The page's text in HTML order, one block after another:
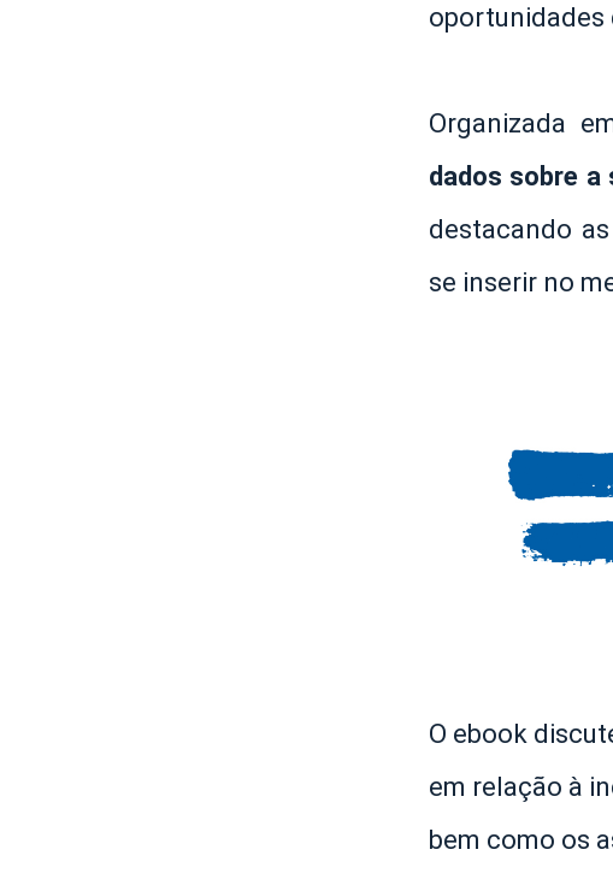
oportunidades
Organizada
dados sobre a
destacando
se inserir no
O ebook
em relação à
bem como os